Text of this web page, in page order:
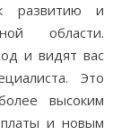
развитию и
области.
и видят вас
Это
высоким
и новым